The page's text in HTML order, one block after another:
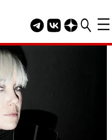
Telegram канал
Группа HELLO
Канал